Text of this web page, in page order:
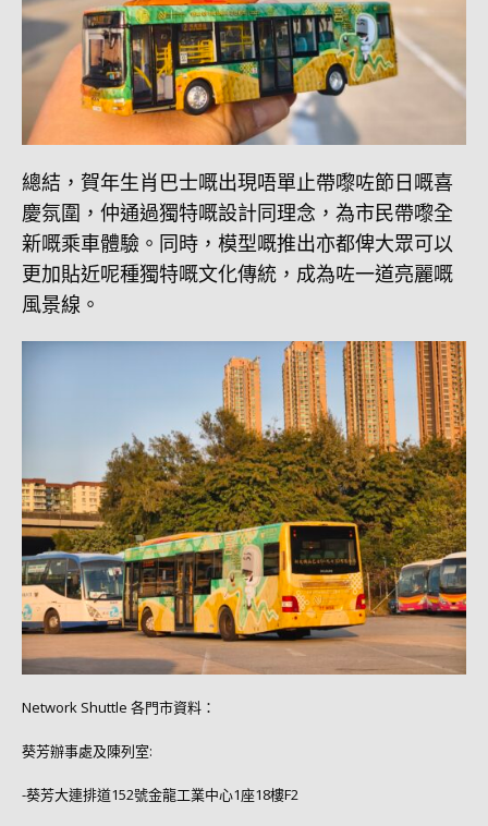
總結，賀年生肖巴士嘅出現唔單止帶嚟咗節日嘅喜
慶氛圍，仲通過獨特嘅設計同理念，為市民帶嚟全
新嘅乘車體驗。同時，模型嘅推出亦都俾大眾可以
更加貼近呢種獨特嘅文化傳統，成為咗一道亮麗嘅
風景線。
Network Shuttle 各門市資料：
葵芳辦事處及陳列室:
-葵芳大連排道152號金龍工業中心1座18樓F2